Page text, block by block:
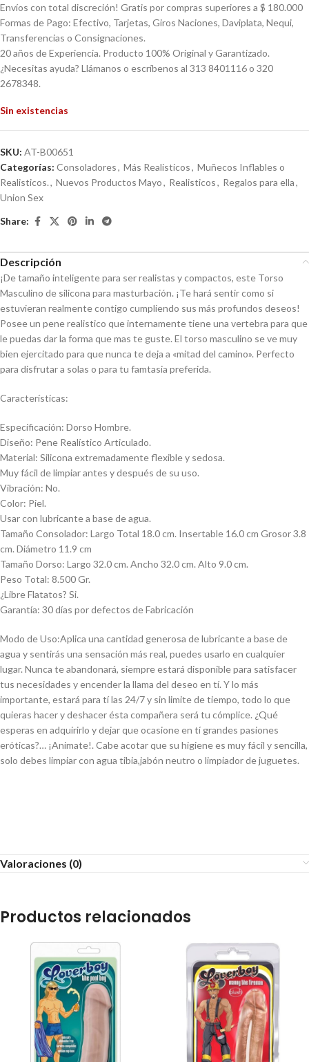
Envíos con total discreción! Gratis por compras superiores a $ 180.000
Formas de Pago: Efectivo, Tarjetas, Giros Naciones, Daviplata, Nequi,
Transferencias o Consignaciones.
20 años de Experiencia. Producto 100% Original y Garantizado.
¿Necesitas ayuda? Llámanos o escríbenos al 313 8401116 o 320
2678348.
Sin existencias
SKU: AT-B00651
Categorías: Consoladores, Más Realisticos, Muñecos Inflables o
Realisticos., Nuevos Productos Mayo, Realisticos, Regalos para ella,
Union Sex
Share:
Descripción
¡De tamaño inteligente para ser realistas y compactos, este Torso
Masculino de silicona para masturbación. ¡Te hará sentir como si
estuvieran realmente contigo cumpliendo sus más profundos deseos!
Posee un pene realistico que internamente tiene una vertebra para que
le puedas dar la forma que mas te guste. El torso masculino se ve muy
bien ejercitado para que nunca te deja a «mitad del camino». Perfecto
para disfrutar a solas o para tu famtasia preferida.
Características:
Especificación: Dorso Hombre.
Diseño: Pene Realístico Articulado.
Material: Silicona extremadamente flexible y sedosa.
Muy fácil de limpiar antes y después de su uso.
Vibración: No.
Color: Piel.
Usar con lubricante a base de agua.
Tamaño Consolador: Largo Total 18.0 cm. Insertable 16.0 cm Grosor 3.8
cm. Diámetro 11.9 cm
Tamaño Dorso: Largo 32.0 cm. Ancho 32.0 cm. Alto 9.0 cm.
Peso Total: 8.500 Gr.
¿Libre Flatatos? Si.
Garantía: 30 días por defectos de Fabricación
Modo de Uso:Aplica una cantidad generosa de lubricante a base de
agua y sentirás una sensación más real, puedes usarlo en cualquier
lugar. Nunca te abandonará, siempre estará disponible para satisfacer
tus necesidades y encender la llama del deseo en tí. Y lo más
importante, estará para tí las 24/7 y sin limite de tiempo, todo lo que
quieras hacer y deshacer ésta compañera será tu cómplice. ¿Qué
esperas en adquirirlo y dejar que ocasione en tí grandes pasiones
eróticas?… ¡Animate!. Cabe acotar que su higiene es muy fácil y sencilla,
solo debes limpiar con agua tibia,jabón neutro o limpiador de juguetes.
Valoraciones (0)
Productos relacionados